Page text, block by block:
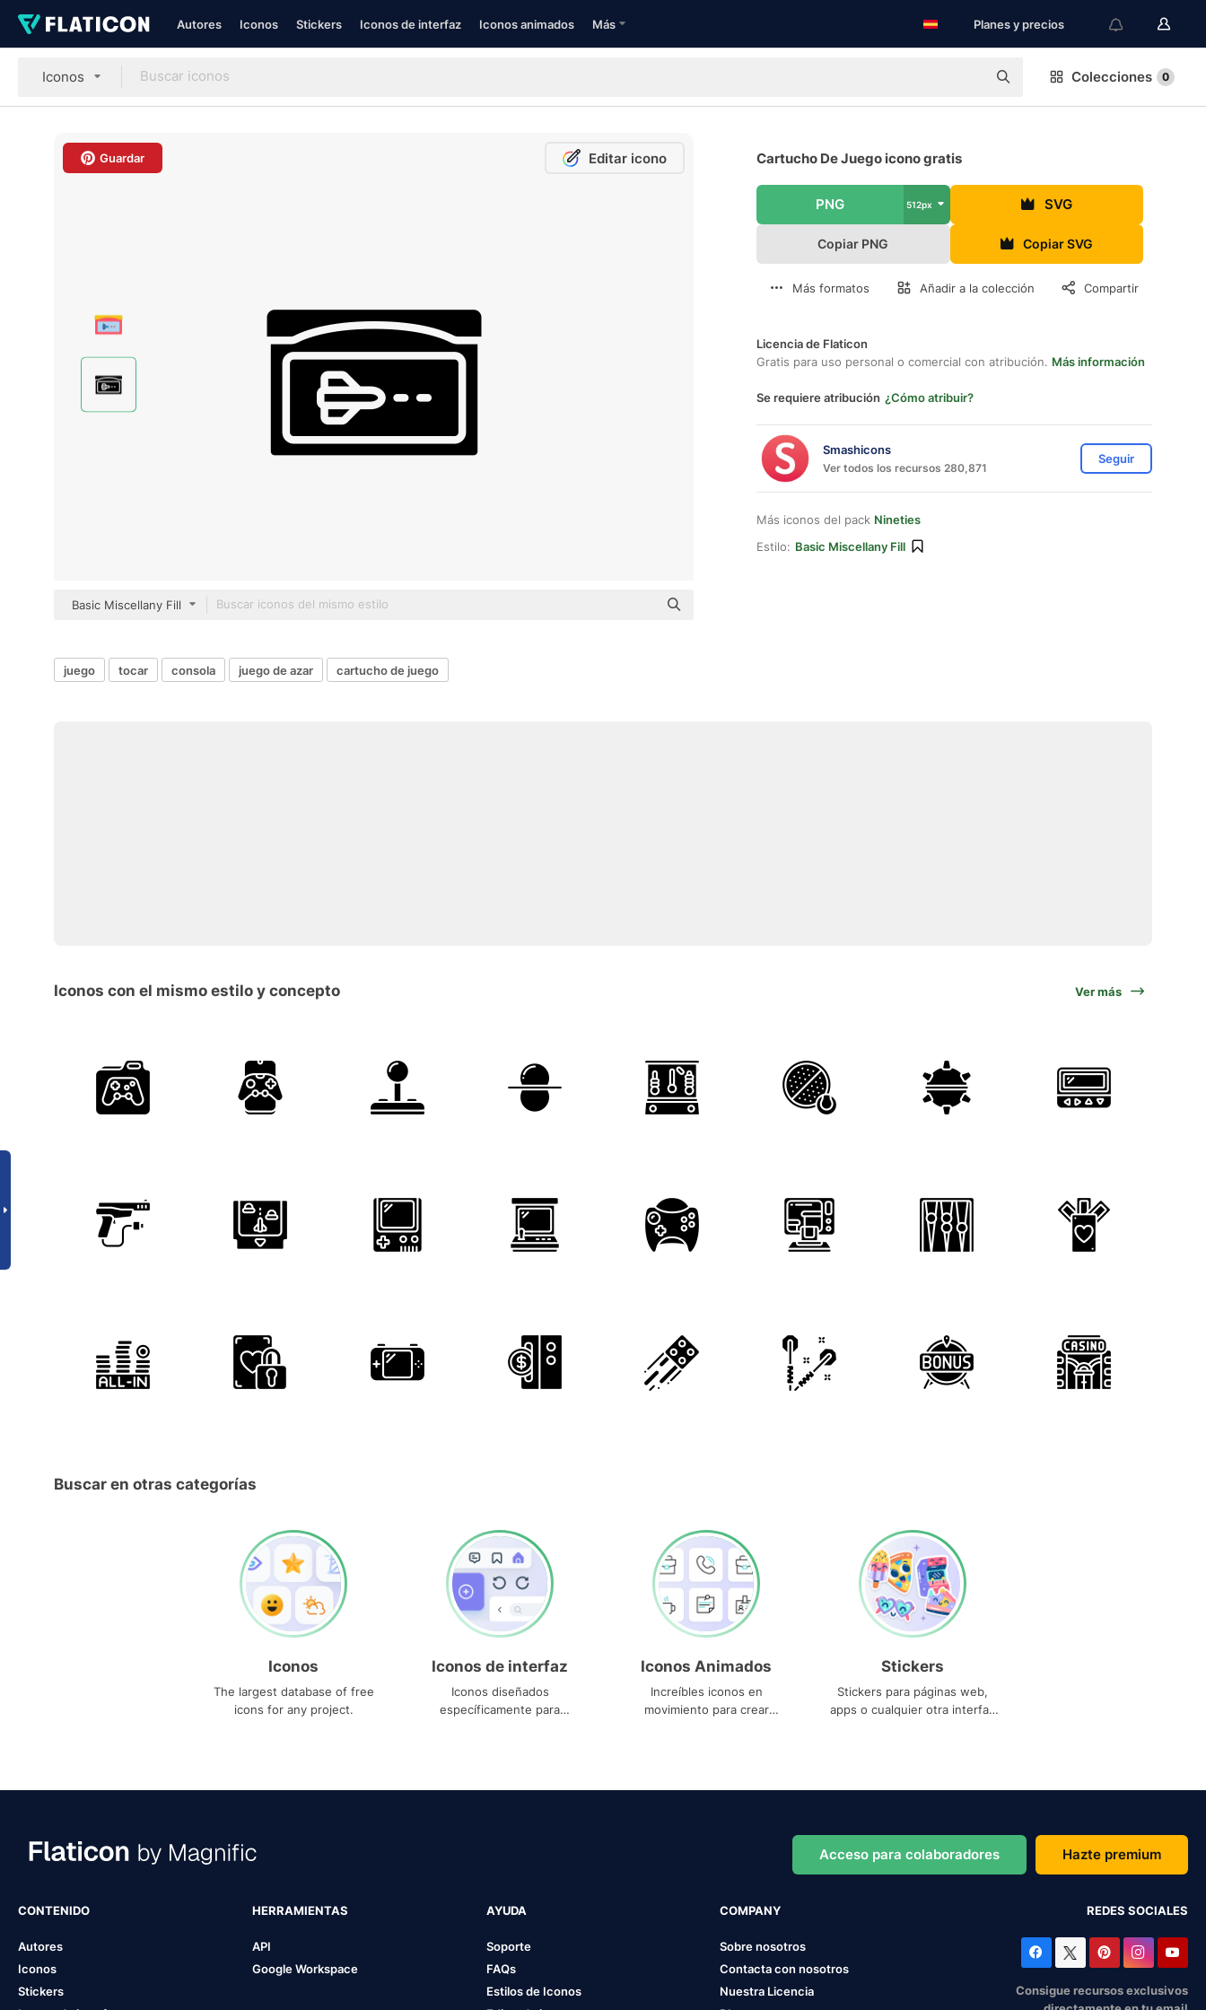
Autores Iconos Stickers Iconos de interfaz Iconos animados Más Planes y precios
Iconos Colecciones 0
Guardar Editar icono
Basic Miscellany Fill
Cartucho De Juego icono gratis
PNG 512px SVG
Copiar PNG Copiar SVG
Más formatos Añadir a la colección Compartir
Licencia de Flaticon
Gratis para uso personal o comercial con atribución. Más información
Se requiere atribución ¿Cómo atribuir?
Smashicons
Ver todos los recursos 280,871
Seguir
Más iconos del pack Nineties
Estilo: Basic Miscellany Fill
juego tocar consola juego de azar cartucho de juego
Iconos con el mismo estilo y concepto Ver más
Buscar en otras categorías
Iconos
The largest database of free
icons for any project.
Iconos de interfaz
Iconos diseñados
específicamente para
Iconos Animados
Increíbles iconos en
movimiento para crear
Stickers
Stickers para páginas web,
apps o cualquier otra interfaz
Acceso para colaboradores Hazte premium
CONTENIDO
Autores
Iconos
Stickers
HERRAMIENTAS
API
Google Workspace
AYUDA
Soporte
FAQs
Estilos de Iconos
COMPANY
Sobre nosotros
Contacta con nosotros
Nuestra Licencia
REDES SOCIALES
Consigue recursos exclusivos